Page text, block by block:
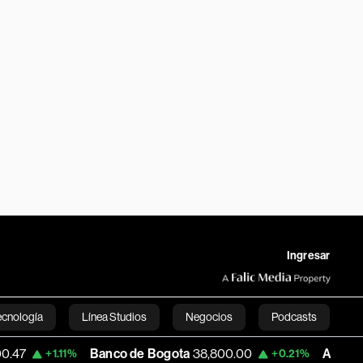
Ingresar
Línea Studios Negocios Podcasts
English
Banco de Bogota 38,800.00 +0.21% Apple 303.27